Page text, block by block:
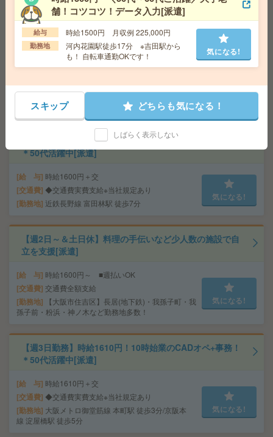
【オープニング募集】おばあちゃんのお散歩付き添いも
仕事の1つ[派遣]
無資格未経験：時給1400円～ ■週払いOK
■扶養内OK ■日収1万1200円以上
勤務地 【大阪市天王寺区】天王寺・大阪上本町・鶴
橋・玉造・寺田町など勤務地多数！
気になる!
＼未経験OK／時給1600円！15時半まで！コツコツ軽作業
＊50代活躍中[派遣]
給 与 時給1600円＋交
交通費 ◆交通費実費支給※当社規定あり
勤務地 近鉄長野線 富田林駅 徒歩7分
気になる!
【週2日～＆土日休】料理の手伝いなど少人数の施設で自
立を支援[派遣]
給 与 時給1600円～ ■週払いOK
交通費 交通費全額支給
勤務地
【大阪市住吉区】長居(地下鉄)・我孫子町・我
孫子前・粉浜・神ノ木など勤務地多数！
気になる!
【週3日勤務】時給1610円！10時始業のCADオペ+事務！
＊50代活躍中[派遣]
給 与 時給1610円＋交
交通費 ◆交通費実費支給※当社規定あり
勤務地 大阪メトロ御堂筋線 本町駅 徒歩3分/京阪本
線 淀屋橋駅 徒歩5分
気になる!
舗！コツコツ！データ入力[派遣]
給与 時給1500円 月収例 225,000円
勤務地
河内花園駅徒歩17分 ※吉田駅から
も！ 自転車通勤OKです！
気になる!
スキップ どちらも気になる！
しばらく表示しない